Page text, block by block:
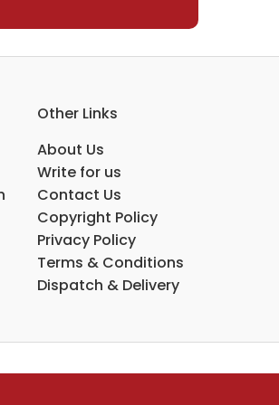
Other Links
About Us
Write for us
Contact Us
Copyright Policy
Privacy Policy
Terms & Conditions
Dispatch & Delivery